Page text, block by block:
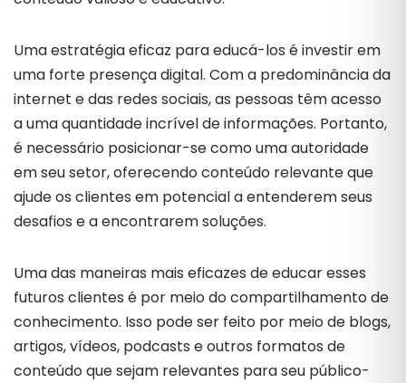
Uma estratégia eficaz para educá-los é investir em
uma forte presença digital. Com a predominância da
internet e das redes sociais, as pessoas têm acesso
a uma quantidade incrível de informações. Portanto,
é necessário posicionar-se como uma autoridade
em seu setor, oferecendo conteúdo relevante que
ajude os clientes em potencial a entenderem seus
desafios e a encontrarem soluções.
Uma das maneiras mais eficazes de educar esses
futuros clientes é por meio do compartilhamento de
conhecimento. Isso pode ser feito por meio de blogs,
artigos, vídeos, podcasts e outros formatos de
conteúdo que sejam relevantes para seu público-